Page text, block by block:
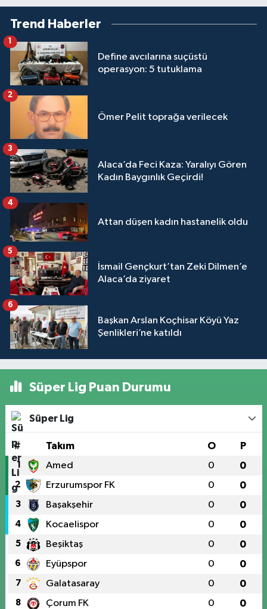
Trend Haberler
Define avcılarına suçüstü
operasyon: 5 tutuklama
1
Ömer Pelit toprağa verilecek
2
Alaca’da Feci Kaza: Yaralıyı Gören
Kadın Baygınlık Geçirdi!
3
Attan düşen kadın hastanelik oldu
4
İsmail Gençkurt’tan Zeki Dilmen’e
Alaca’da ziyaret
5
Başkan Arslan Koçhisar Köyü Yaz
Şenlikleri’ne katıldı
6
Süper Lig Puan Durumu
Süper Lig
# Takım O P
1 Amed 0 0
2 Erzurumspor FK 0 0
3 Başakşehir 0 0
4 Kocaelispor 0 0
5 Beşiktaş 0 0
6 Eyüpspor 0 0
7 Galatasaray 0 0
8 Çorum FK 0 0